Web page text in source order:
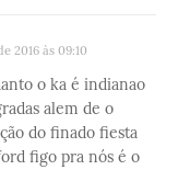
2016 às 09:10
o ka é indianao
alem de o
do finado fiesta
figo pra nós é o